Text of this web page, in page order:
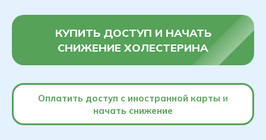
КУПИТЬ ДОСТУП И НАЧАТЬ
СНИЖЕНИЕ ХОЛЕСТЕРИНА
Оплатить доступ с иностранной карты и
начать снижение